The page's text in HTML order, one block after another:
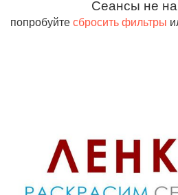
Сеансы не
попробуйте сбросить фильтры